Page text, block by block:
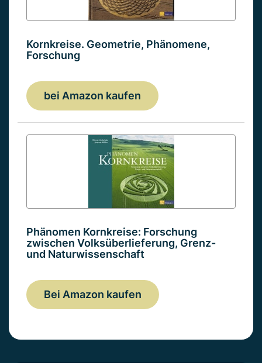
Kornkreise. Geometrie, Phänomene,
Forschung
bei Amazon kaufen
Phänomen Kornkreise: Forschung
zwischen Volksüberlieferung, Grenz-
und Naturwissenschaft
Bei Amazon kaufen